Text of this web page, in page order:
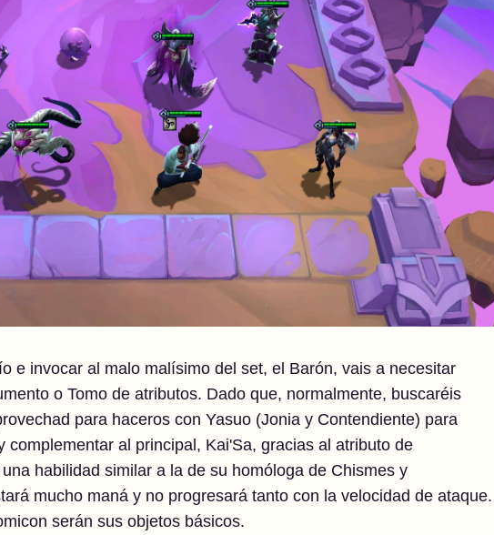
e invocar al malo malísimo del set, el Barón, vais a necesitar
o Tomo de atributos. Dado que, normalmente, buscaréis
para haceros con Yasuo (Jonia y Contendiente) para
al principal, Kai'Sa, gracias al atributo de
habilidad similar a la de su homóloga de Chismes y
mucho maná y no progresará tanto con la velocidad de ataque.
serán sus objetos básicos.